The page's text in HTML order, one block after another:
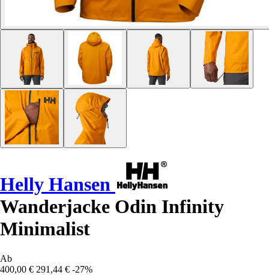
Helly Hansen
Wanderjacke Odin Infinity
Minimalist
Ab
400,00 € 291,44 € -27%